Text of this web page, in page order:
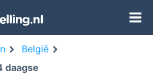
België
daagse